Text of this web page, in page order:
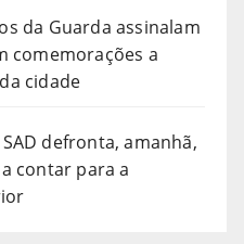
da Guarda assinalam
comemorações a
cidade
defronta, amanhã,
contar para a